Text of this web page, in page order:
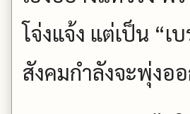
โจ่งแจ้ง แต่เป็น “
สังคมกำลังจะพุ่งอ